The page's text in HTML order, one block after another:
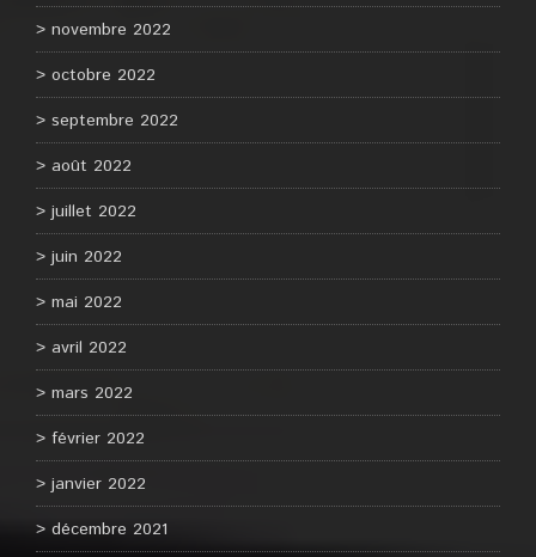
novembre 2022
octobre 2022
septembre 2022
août 2022
juillet 2022
juin 2022
mai 2022
avril 2022
mars 2022
février 2022
janvier 2022
décembre 2021